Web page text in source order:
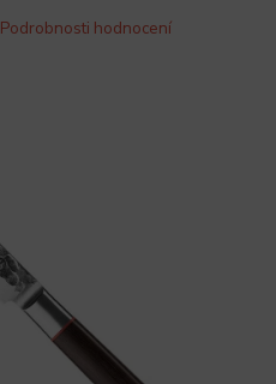
Podrobnosti hodnocení